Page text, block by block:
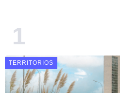
TERRITORIOS